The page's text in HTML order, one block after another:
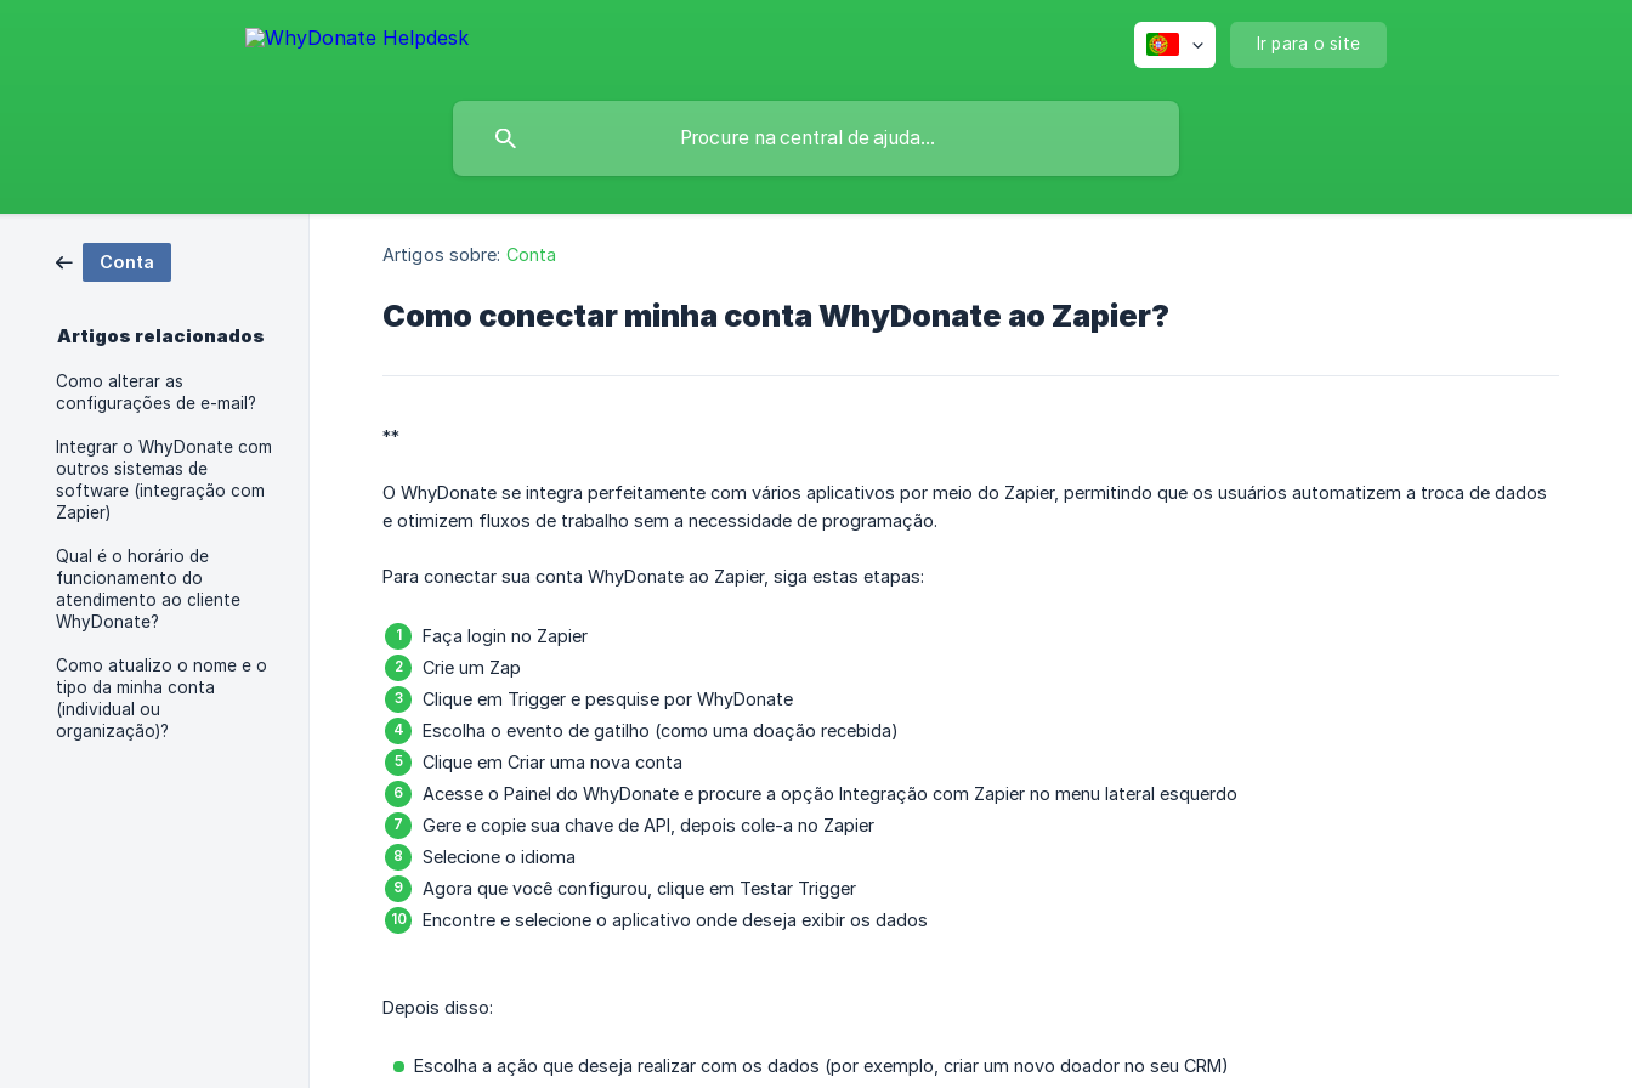
Ir para o site
Conta
Artigos relacionados
Como alterar as
configurações de e-mail?
Integrar o WhyDonate com
outros sistemas de
software (integração com
Zapier)
Qual é o horário de
funcionamento do
atendimento ao cliente
WhyDonate?
Como atualizo o nome e o
tipo da minha conta
(individual ou
organização)?
Artigos sobre: Conta
Como conectar minha conta WhyDonate ao Zapier?
**
O WhyDonate se integra perfeitamente com vários aplicativos por meio do Zapier, permitindo que os usuários automatizem a troca de dados
e otimizem fluxos de trabalho sem a necessidade de programação.
Para conectar sua conta WhyDonate ao Zapier, siga estas etapas:
Faça login no Zapier
Crie um Zap
Clique em Trigger e pesquise por WhyDonate
Escolha o evento de gatilho (como uma doação recebida)
Clique em Criar uma nova conta
Acesse o Painel do WhyDonate e procure a opção Integração com Zapier no menu lateral esquerdo
Gere e copie sua chave de API, depois cole-a no Zapier
Selecione o idioma
Agora que você configurou, clique em Testar Trigger
Encontre e selecione o aplicativo onde deseja exibir os dados
Depois disso:
Escolha a ação que deseja realizar com os dados (por exemplo, criar um novo doador no seu CRM)